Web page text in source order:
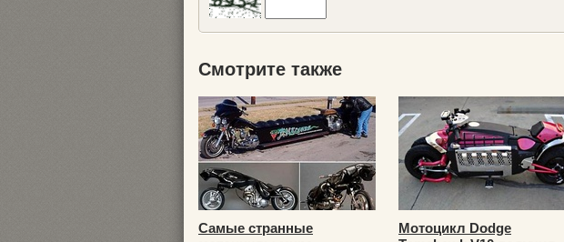
Смотрите также
Самые странные
Мотоцикл Dodge